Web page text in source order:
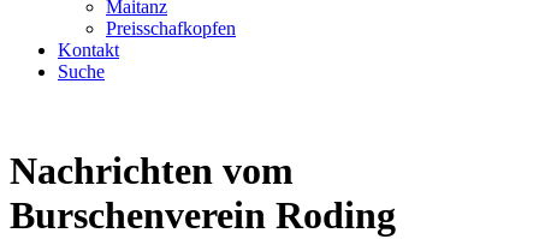
Maitanz
Preisschafkopfen
Kontakt
Suche
Nachrichten vom
Burschenverein Roding